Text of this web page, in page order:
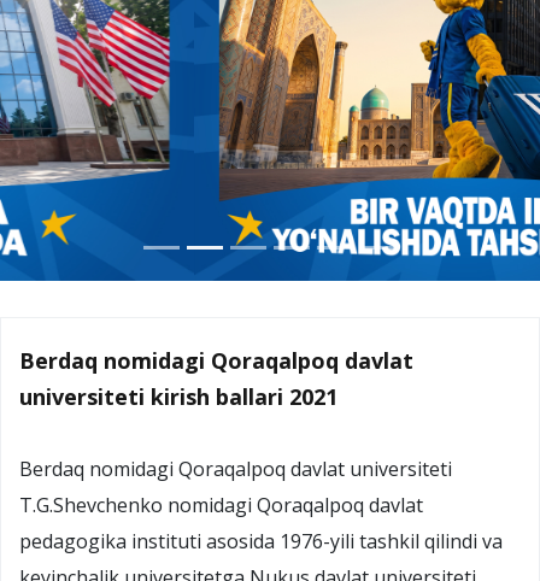
Berdaq nomidagi Qoraqalpoq davlat
universiteti kirish ballari 2021
Berdaq nomidagi Qoraqalpoq davlat universiteti
T.G.Shevchenko nomidagi Qoraqalpoq davlat
pedagogika instituti asosida 1976-yili tashkil qilindi va